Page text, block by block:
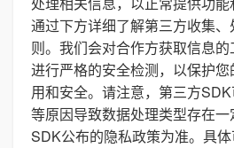
通过下方详细了解第三方收集
则。我们会对合作方获取信息的
进行严格的安全检测，以保护
用和安全。请注意，第三方
等原因导致数据处理类型存在
SDK公布的隐私政策为准。具